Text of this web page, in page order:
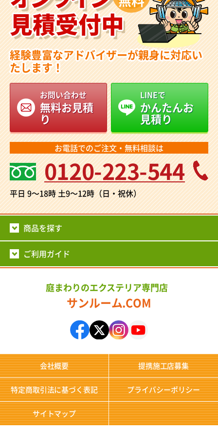
見積受付中
経験豊富なアドバイザーが親身に対応い
たします！
お問い合わせ
無料お見積
り
LINEで
かんたんお
見積り
お電話でのご注文・無料相談は
0120-223-544
平日 9～18時土9～12時（日・祝休）
商品を探す
ご利用ガイド
庭まわりのエクステリア専門店
サンルーム.COM
会社概要 提携施工店募集
特定商取引法に基づく表記 プライバシーポリシー
サイトマップ